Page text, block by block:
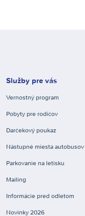
Služby pre vás
Vernostný program
Pobyty pre rodičov
Darčekový poukaz
Nástupné miesta autobusov
Parkovanie na letisku
Mailing
Informácie pred odletom
Novinky 2026